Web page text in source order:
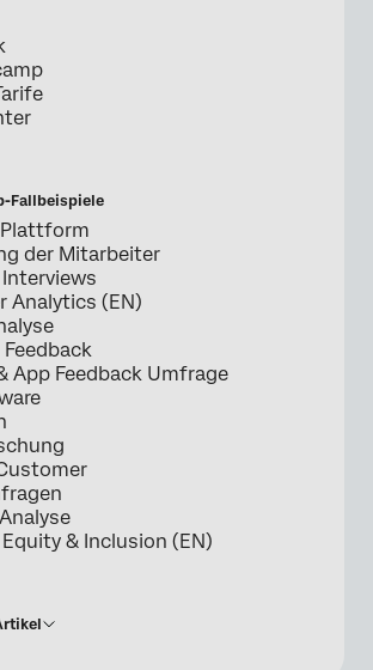
Fallbeispiele
der Mitarbeiter
Analytics (EN)
App Feedback Umfrage
& Inclusion (EN)